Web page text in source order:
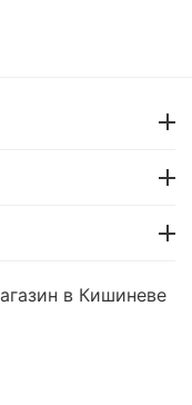
Такое
или
кольца
в Кишиневе